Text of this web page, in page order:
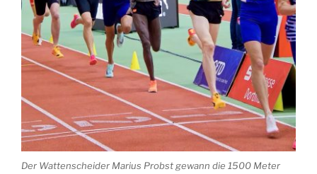
Der Wattenscheider Marius Probst gewann die 1500 Meter